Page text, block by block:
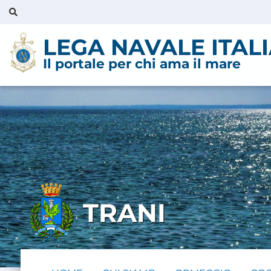
LEGA NAVALE
Il portale per chi ama il mare
TRANI